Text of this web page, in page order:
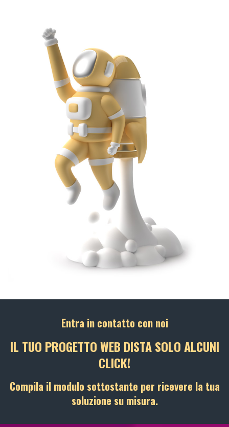
Entra in contatto con noi
IL TUO PROGETTO WEB DISTA SOLO ALCUNI
CLICK!
Compila il modulo sottostante per ricevere la tua
soluzione su misura.